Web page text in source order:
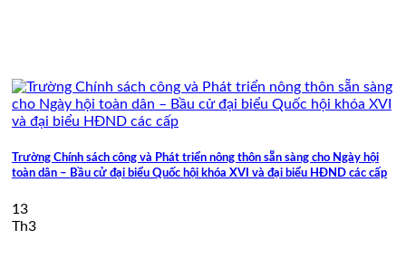
Trường Chính sách công và Phát triển nông thôn sẵn sàng cho Ngày hội
toàn dân – Bầu cử đại biểu Quốc hội khóa XVI và đại biểu HĐND các cấp
13
Th3